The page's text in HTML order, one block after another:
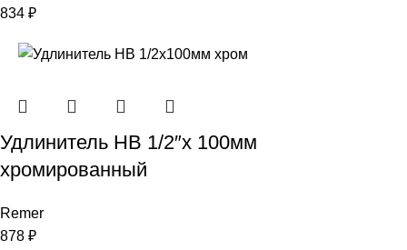
834 ₽
Удлинитель НВ 1/2″х 100мм
хромированный
Remer
878 ₽